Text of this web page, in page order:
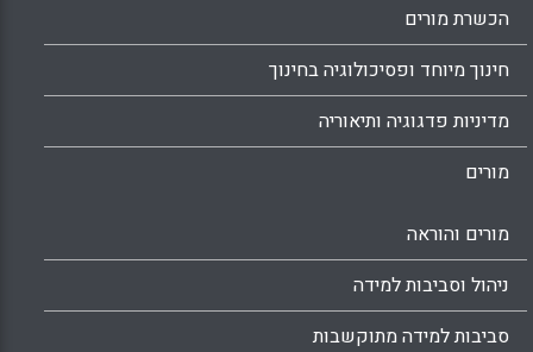
הכשרת מורים
חינוך מיוחד ופסיכולוגיה בחינוך
מדיניות פדגוגיה ותיאוריה
מורים
מורים והוראה
ניהול וסביבות למידה
סביבות למידה מתוקשבות